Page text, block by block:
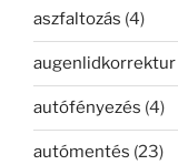
aszfaltozás (4)
augenlidkorrektur
autófényezés (4)
autómentés (23)